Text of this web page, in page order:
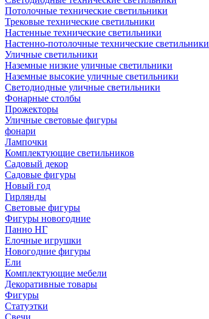
Потолочные технические светильники
Трековые технические светильники
Настенные технические светильники
Настенно-потолочные технические светильники
Уличные светильники
Наземные низкие уличные светильники
Наземные высокие уличные светильники
Светодиодные уличные светильники
Фонарные столбы
Прожекторы
Уличные световые фигуры
фонари
Лампочки
Комплектующие светильников
Садовый декор
Садовые фигуры
Новый год
Гирлянды
Световые фигуры
Фигуры новогодние
Панно НГ
Елочные игрушки
Новогодние фигуры
Ели
Комплектующие мебели
Декоративные товары
Фигуры
Статуэтки
Свечи